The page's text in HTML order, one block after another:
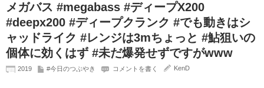
メガバス #megabass #ディープX200
#deepx200 #ディープクランク #でも動きはシ
ャッドライク #レンジは3mちょっと #鮎狙いの
個体に効くはず #未だ爆発せずですがwww
2019 #今日のつぶやき コメントを書く KenD